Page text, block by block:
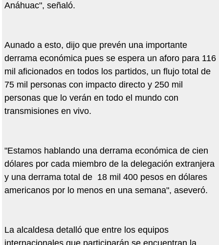
Anáhuac", señaló.
Aunado a esto, dijo que prevén una importante
derrama económica pues se espera un aforo para 116
mil aficionados en todos los partidos, un flujo total de
75 mil personas con impacto directo y 250 mil
personas que lo verán en todo el mundo con
transmisiones en vivo.
"Estamos hablando una derrama económica de cien
dólares por cada miembro de la delegación extranjera
y una derrama total de 18 mil 400 pesos en dólares
americanos por lo menos en una semana", aseveró.
La alcaldesa detalló que entre los equipos